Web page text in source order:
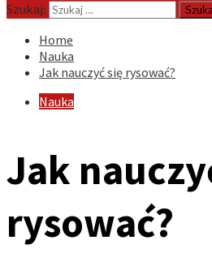
Szukaj:
Home
Nauka
Jak nauczyć się rysować?
Nauka
Jak
rysować?